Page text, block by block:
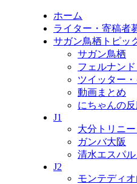
ホーム
ライター・寄稿者
サガン鳥栖トピッ
サガン鳥栖
フェルナン
ツイッター
動画まとめ
にちゃんの
J1
大分トリニー
ガンバ大阪
清水エスパル
J2
モンテディ